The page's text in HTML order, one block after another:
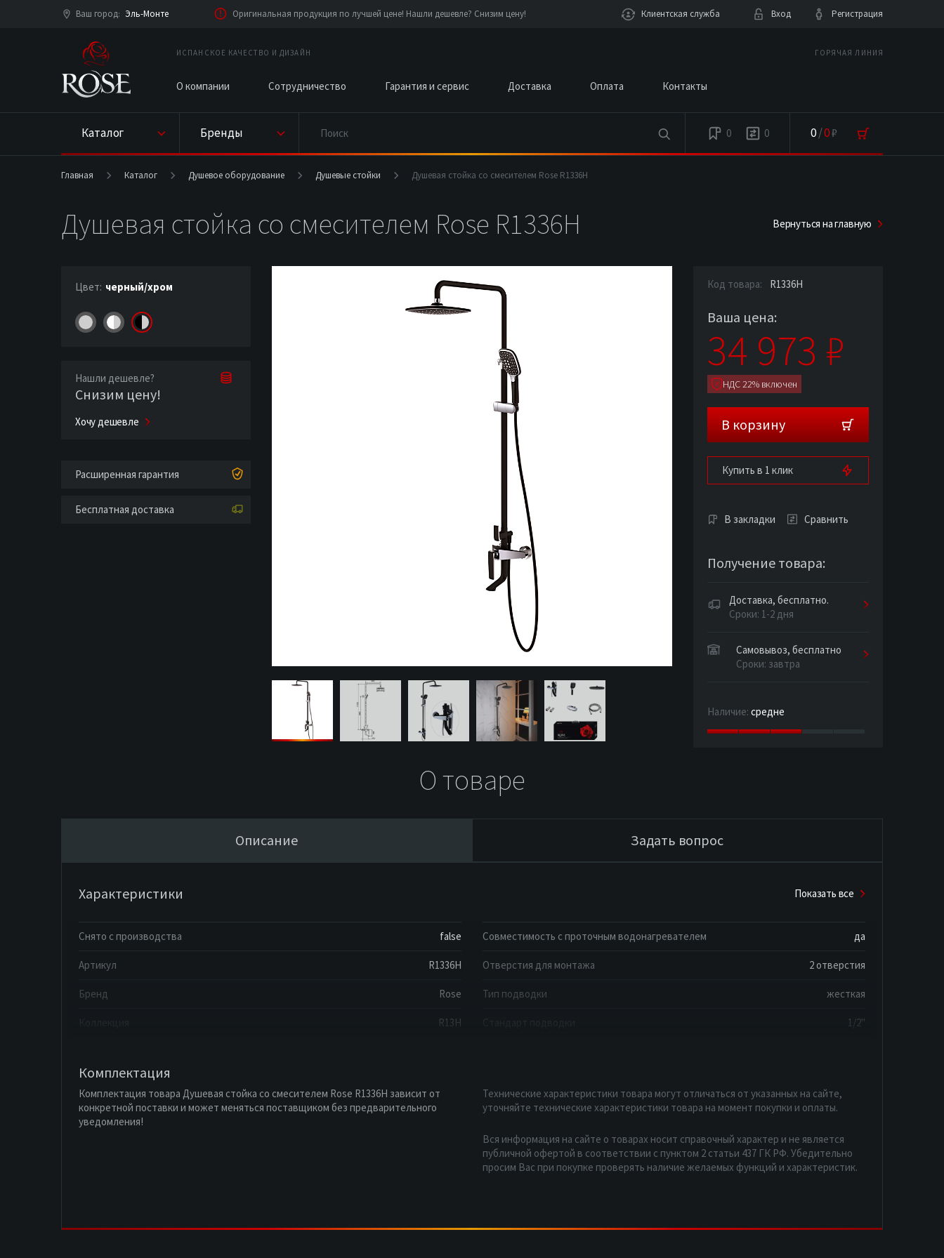
Ваш город: Эль-Монте Оригинальная продукция по лучшей цене! Нашли дешевле? Снизим цену! Клиентская служба Вход Регистрация
ИСПАНСКОЕ КАЧЕСТВО И ДИЗАЙН
О компании Сотрудничество Гарантия и сервис Доставка Оплата Контакты
ГОРЯЧАЯ ЛИНИЯ
Каталог Бренды 0 0 0/0₽
Главная Каталог Душевое оборудование Душевые стойки Душевая стойка со смесителем Rose R1336H
Душевая стойка со смесителем Rose R1336H Вернуться на главную
Цвет: черный/хром
Нашли дешевле?
Снизим цену!
Хочу дешевле
Расширенная гарантия
Бесплатная доставка
Код товара: R1336H
Ваша цена:
34 973 ₽
НДС 22% включен
В корзину
Купить в 1 клик
В закладки Сравнить
Получение товара:
Доставка, бесплатно.
Сроки: 1-2 дня
Самовывоз, бесплатно
Сроки: завтра
Наличие: средне
О товаре
Описание Задать вопрос
Характеристики Показать все
Снято с производства false
Артикул R1336H
Бренд Rose
R13H
Совместимость с проточным водонагревателем да
Отверстия для монтажа 2 отверстия
Тип подводки жесткая
1/2"
Комплектация
Комплектация товара Душевая стойка со смесителем Rose R1336H зависит от
конкретной поставки и может меняться поставщиком без предварительного
уведомления!
Технические характеристики товара могут отличаться от указанных на сайте,
уточняйте технические характеристики товара на момент покупки и оплаты.
Вся информация на сайте о товарах носит справочный характер и не является
публичной офертой в соответствии с пунктом 2 статьи 437 ГК РФ. Убедительно
просим Вас при покупке проверять наличие желаемых функций и характеристик.